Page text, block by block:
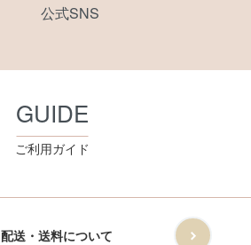
公式SNS
GUIDE
ご利用ガイド
配送・送料について